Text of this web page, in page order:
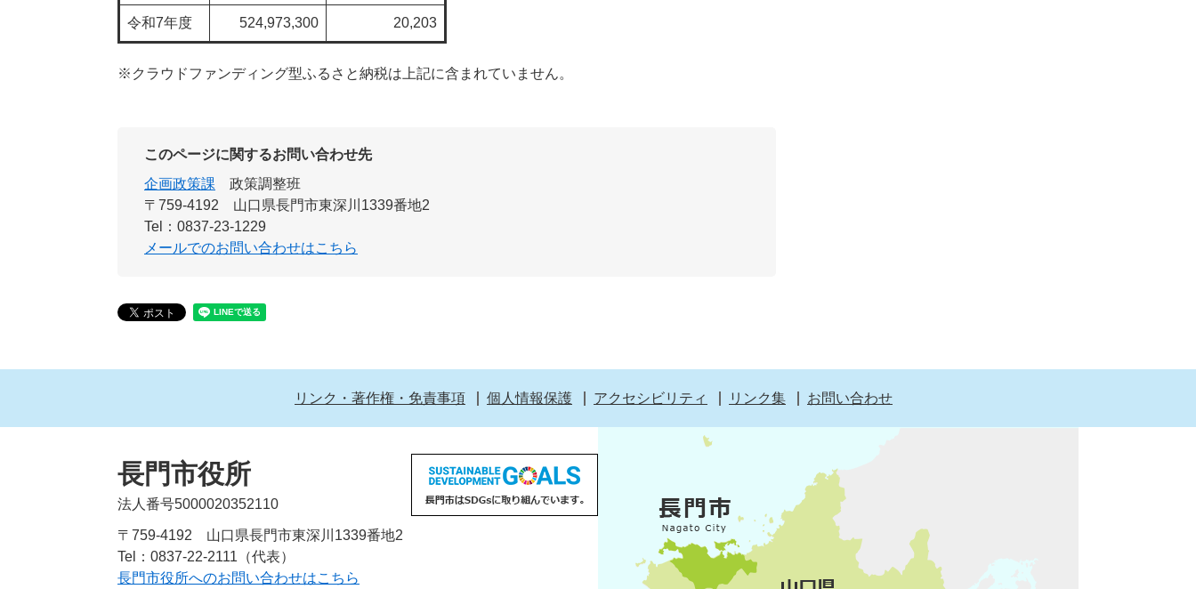
令和7年度 524,973,300 20,203
※クラウドファンディング型ふるさと納税は上記に含まれていません。
このページに関するお問い合わせ先
企画政策課
政策調整班
〒759-4192
山口県長門市東深川1339番地2
Tel：0837-23-1229
メールでのお問い合わせはこちら
リンク・著作権・免責事項 個人情報保護 アクセシビリティ リンク集 お問い合わせ
長門市役所
法人番号5000020352110
〒759-4192 山口県長門市東深川1339番地2
Tel：0837-22-2111（代表）
長門市役所へのお問い合わせはこちら